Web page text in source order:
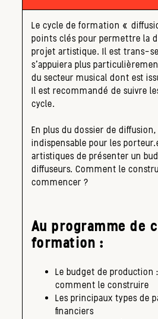
Le cycle de formation «
points clés pour permettre la
projet artistique. Il est trans-
s’appuiera plus
du secteur musical dont est
Il est recommandé de suivre
cycle.
En plus du dossier de
indispensable pour les
artistiques de présenter un
diffuseurs. Comment le
commencer ?
Au programme de
formation :
Le budget de production
comment le construire
Les principaux types de
financiers